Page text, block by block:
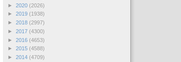
► 2020 (2026)
► 2019 (1938)
► 2018 (2997)
► 2017 (4300)
► 2016 (4653)
► 2015 (4588)
► 2014 (4709)